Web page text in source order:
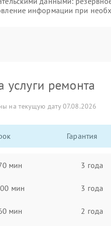
информации при
услуги ремонта
на текущую дату 07.08.2026
Гарантия
мин 3 года
мин 3 года
мин 2 года